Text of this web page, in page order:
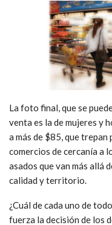
La foto final, que se
venta es la de mujeres y
a más de $85, que
comercios de cercanía a
asados que van más allá
calidad y territorio.
¿Cuál de cada uno de
fuerza la decisión de los